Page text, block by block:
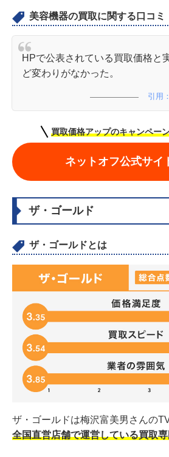
美容機器の買取に関する口コミ
HPで公表されている買取価格と
ど変わりがなかった。
引用
買取価格アップのキャンペー
ネットオフ公式サイ
ザ・ゴールド
ザ・ゴールドとは
ザ・ゴールドは梅沢富美男さんの
全国直営店舗で運営している買取